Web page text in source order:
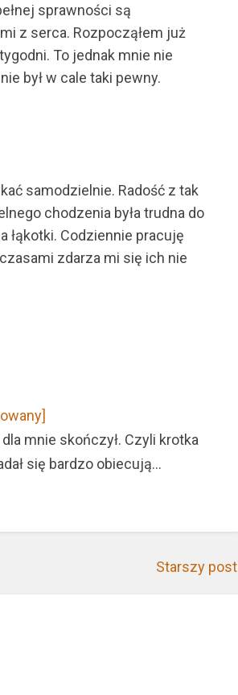
sprawności są
z serca. Rozpocząłem już
To jednak mnie nie
był w cale taki pewny.
samodzielnie. Radość z tak
chodzenia była trudna do
łąkotki. Codziennie pracuję
zdarza mi się ich nie
mnie skończył. Czyli krotka
się bardzo obiecują…
Starszy post